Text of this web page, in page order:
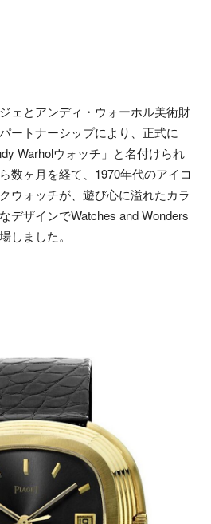
ェとアンディ・ウォーホル美術財
ートナーシップにより、正式に
Warholウォッチ」と名付けられ
数ヶ月を経て、1970年代のアイコ
ウォッチが、遊び心に溢れたカラ
デザインでWatches and Wonders
しました。